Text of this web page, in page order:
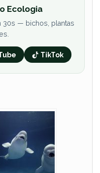
Ecologia
30s — bichos, plantas
TikTok